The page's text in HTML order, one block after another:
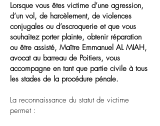
Lorsque vous êtes victime d’une agression,
d’un vol, de harcèlement, de violences
conjugales ou d’escroquerie et que vous
souhaitez porter plainte, obtenir réparation
ou être assisté, Maître Emmanuel AL MIAH,
avocat au barreau de Poitiers, vous
accompagne en tant que partie civile à tous
les stades de la procédure pénale.
La reconnaissance du statut de victime
permet :